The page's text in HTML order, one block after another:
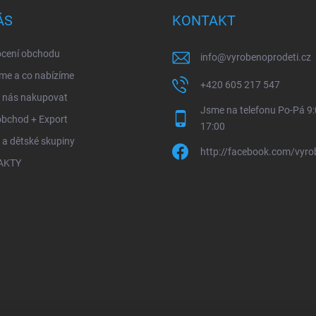
obchodu
a co nabízíme
nás nakupovat
+ Export
a dětské skupiny
KONTAKT
info@vyrobenoprodeti.cz
+420 605 217 547
Jsme na telefonu Po-Pá
17:00
http://facebook.com/